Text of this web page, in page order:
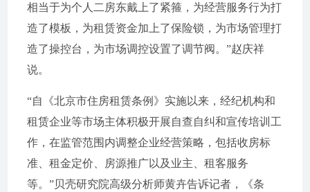
相当于为个人二房东戴上了紧箍，为经营服务行为打
造了模板，为租赁资金加上了保险锁，为市场管理打
造了操控台，为市场调控设置了调节阀。”赵庆祥
说。
“自《北京市住房租赁条例》实施以来，经纪机构和
租赁企业等市场主体积极开展自查自纠和宣传培训工
作，在监管范围内调整企业经营策略，包括收房标
准、租金定价、房源推广以及业主、租客服务
等。”贝壳研究院高级分析师黄卉告诉记者，《条